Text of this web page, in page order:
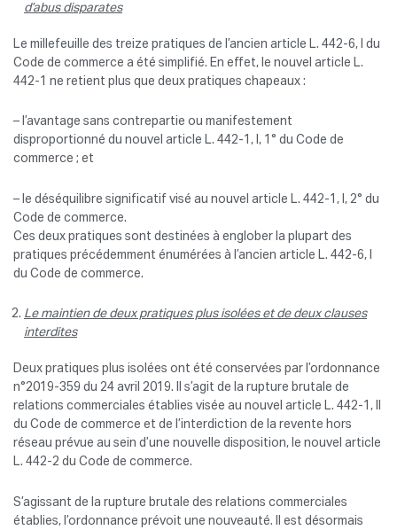
d’abus disparates
Le millefeuille des treize pratiques de l’ancien article L. 442-6, I du
Code de commerce a été simplifié. En effet, le nouvel article L.
442-1 ne retient plus que deux pratiques chapeaux :
– l’avantage sans contrepartie ou manifestement
disproportionné du nouvel article L. 442-1, I, 1° du Code de
commerce ; et
– le déséquilibre significatif visé au nouvel article L. 442-1, I, 2° du
Code de commerce.
Ces deux pratiques sont destinées à englober la plupart des
pratiques précédemment énumérées à l’ancien article L. 442-6, I
du Code de commerce.
Le maintien de deux pratiques plus isolées et de deux clauses
interdites
Deux pratiques plus isolées ont été conservées par l’ordonnance
n°2019-359 du 24 avril 2019. Il s’agit de la rupture brutale de
relations commerciales établies visée au nouvel article L. 442-1, II
du Code de commerce et de l’interdiction de la revente hors
réseau prévue au sein d’une nouvelle disposition, le nouvel article
L. 442-2 du Code de commerce.
S’agissant de la rupture brutale des relations commerciales
établies, l’ordonnance prévoit une nouveauté. Il est désormais